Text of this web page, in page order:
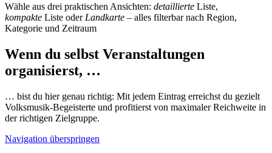
Wähle aus drei praktischen Ansichten: detaillierte Liste,
kompakte Liste oder Landkarte – alles filterbar nach Region,
Kategorie und Zeitraum
Wenn du selbst Veranstaltungen
organisierst, …
… bist du hier genau richtig: Mit jedem Eintrag erreichst du gezielt
Volksmusik-Begeisterte und profitierst von maximaler Reichweite in
der richtigen Zielgruppe.
Navigation überspringen